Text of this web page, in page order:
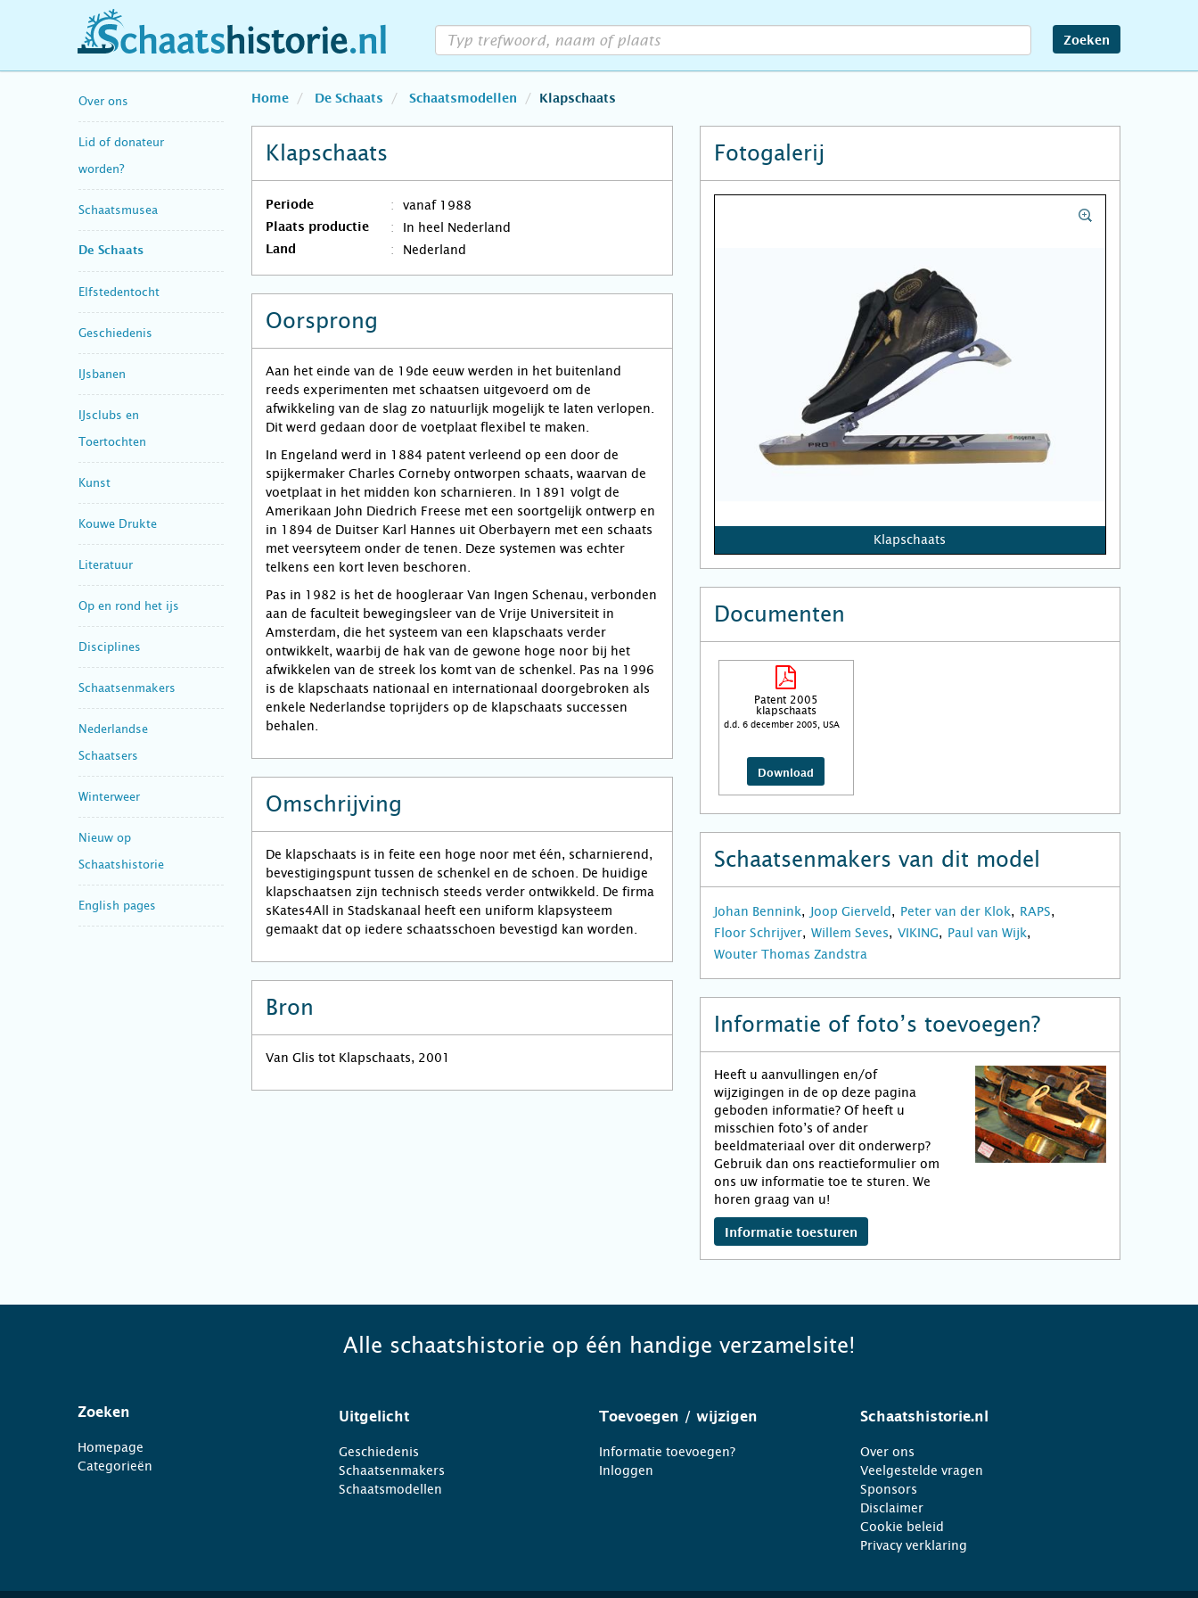
schaatshistorie.nl Zoeken
Over ons
Lid of donateur
worden?
Schaatsmusea
De Schaats
Elfstedentocht
Geschiedenis
IJsbanen
IJsclubs en
Toertochten
Kunst
Kouwe Drukte
Literatuur
Op en rond het ijs
Disciplines
Schaatsenmakers
Nederlandse
Schaatsers
Winterweer
Nieuw op
Schaatshistorie
English pages
Home De Schaats Schaatsmodellen Klapschaats
Klapschaats
Periode vanaf 1988
Plaats productie In heel Nederland
Land Nederland
Oorsprong
Aan het einde van de 19de eeuw werden in het buitenland
reeds experimenten met schaatsen uitgevoerd om de
afwikkeling van de slag zo natuurlijk mogelijk te laten verlopen.
Dit werd gedaan door de voetplaat flexibel te maken.
In Engeland werd in 1884 patent verleend op een door de
spijkermaker Charles Corneby ontworpen schaats, waarvan de
voetplaat in het midden kon scharnieren. In 1891 volgt de
Amerikaan John Diedrich Freese met een soortgelijk ontwerp en
in 1894 de Duitser Karl Hannes uit Oberbayern met een schaats
met veersyteem onder de tenen. Deze systemen was echter
telkens een kort leven beschoren.
Pas in 1982 is het de hoogleraar Van Ingen Schenau, verbonden
aan de faculteit bewegingsleer van de Vrije Universiteit in
Amsterdam, die het systeem van een klapschaats verder
ontwikkelt, waarbij de hak van de gewone hoge noor bij het
afwikkelen van de streek los komt van de schenkel. Pas na 1996
is de klapschaats nationaal en internationaal doorgebroken als
enkele Nederlandse toprijders op de klapschaats successen
behalen.
Omschrijving
De klapschaats is in feite een hoge noor met één, scharnierend,
bevestigingspunt tussen de schenkel en de schoen. De huidige
klapschaatsen zijn technisch steeds verder ontwikkeld. De firma
sKates4All in Stadskanaal heeft een uniform klapsysteem
gemaakt dat op iedere schaatsschoen bevestigd kan worden.
Bron
Van Glis tot Klapschaats, 2001
Fotogalerij
Klapschaats
Documenten
Patent 2005
klapschaats
d.d. 6 december 2005, USA
Download
Schaatsenmakers van dit model
Johan Bennink Joop Gierveld Peter van der Klok
RAPS
Floor Schrijver
Willem Seves VIKING
Paul van Wijk
Wouter Thomas Zandstra
Informatie of foto’s toevoegen?
Heeft u aanvullingen en/of
wijzigingen in de op deze pagina
geboden informatie? Of heeft u
misschien foto’s of ander
beeldmateriaal over dit onderwerp?
Gebruik dan ons reactieformulier om
ons uw informatie toe te sturen. We
horen graag van u!
Informatie toesturen
Alle schaatshistorie op één handige verzamelsite!
Zoeken
Homepage
Categorieën
Uitgelicht
Geschiedenis
Schaatsenmakers
Schaatsmodellen
Toevoegen / wijzigen
Informatie toevoegen?
Inloggen
Schaatshistorie.nl
Over ons
Veelgestelde vragen
Sponsors
Disclaimer
Cookie beleid
Privacy verklaring